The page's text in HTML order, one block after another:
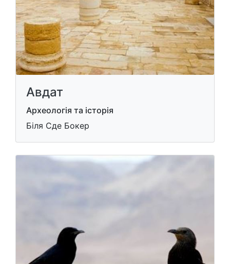
Авдат
Археологія та історія
Біля Сде Бокер